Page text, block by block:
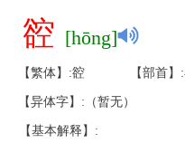
谾 [hōng]
【繁体】:谾 【部首】
【异体字】:（暂无）
【基本解释】: